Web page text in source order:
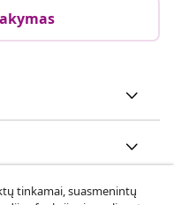
tinkamai, suasmenintų